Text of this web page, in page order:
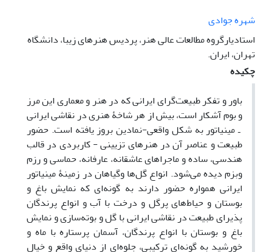
شهره جوادی
استادیارگروه مطالعات عالی هنر، پردیس هنرهای زیبا، دانشگاه
تهران، ایران.
چکیده
باور و تفکر طبیعت‌گرای ایرانی که در هنر و معماری این مرز
و بوم آشکار است، بیش از هر شاخۀ هنری در نقاشی ایرانی
ـ مینیاتور به شکل واقعی-نمادین بروز یافته است. حضور
طبیعت و عناصر آن در هنرهای تزیینی - کاربردی در قالب
هندسی، ساده و ماجراهای عاشقانه، عارفانه، حماسی و رزم
وبزم دیده می‌شود. انواع گل‌ها وگیاهان در زمینۀ مینیاتور
ایرانی همواره حضور دارند به گونه‌ای که نمایش باغ و
بوستان و حیاط‌ها‌ی پرگل و درخت با آب و انواع پرندگان
پذیرای طبیعت در نقاشی ایرانی با گل و بوته‌سازی و نمایش
باغ و بوستان با انواع پرندگان، آسمان پرستاره با ماه و
خورشید به گونه‌ای ترکیبی، جلوه‌ای از دنیای واقع و خیال